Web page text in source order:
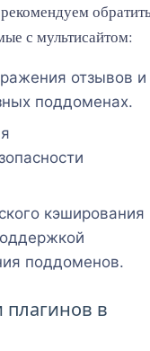
с мультисайтом:
отзывов и
поддоменах.
кэширования
поддоменов.
плагинов в